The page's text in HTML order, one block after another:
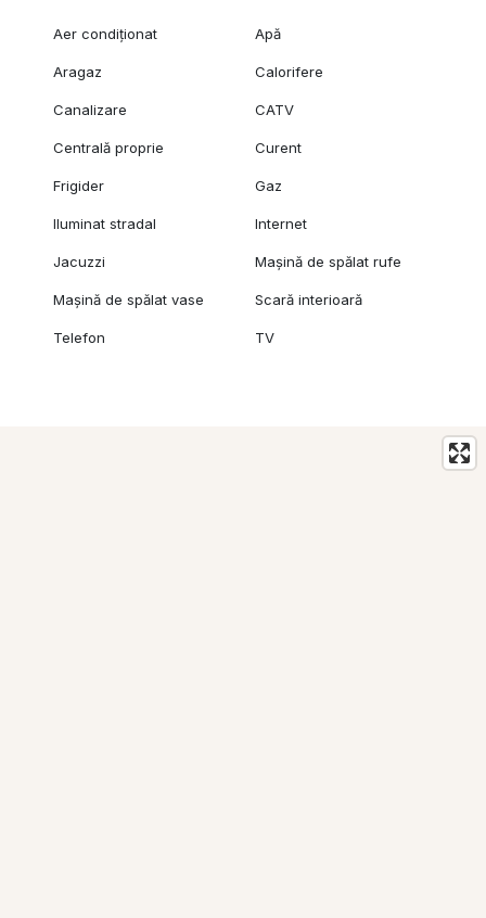
Aer condiționat Apă
Aragaz Calorifere
Canalizare CATV
Centrală proprie Curent
Frigider Gaz
Iluminat stradal Internet
Jacuzzi Mașină de spălat rufe
Mașină de spălat vase Scară interioară
Telefon TV